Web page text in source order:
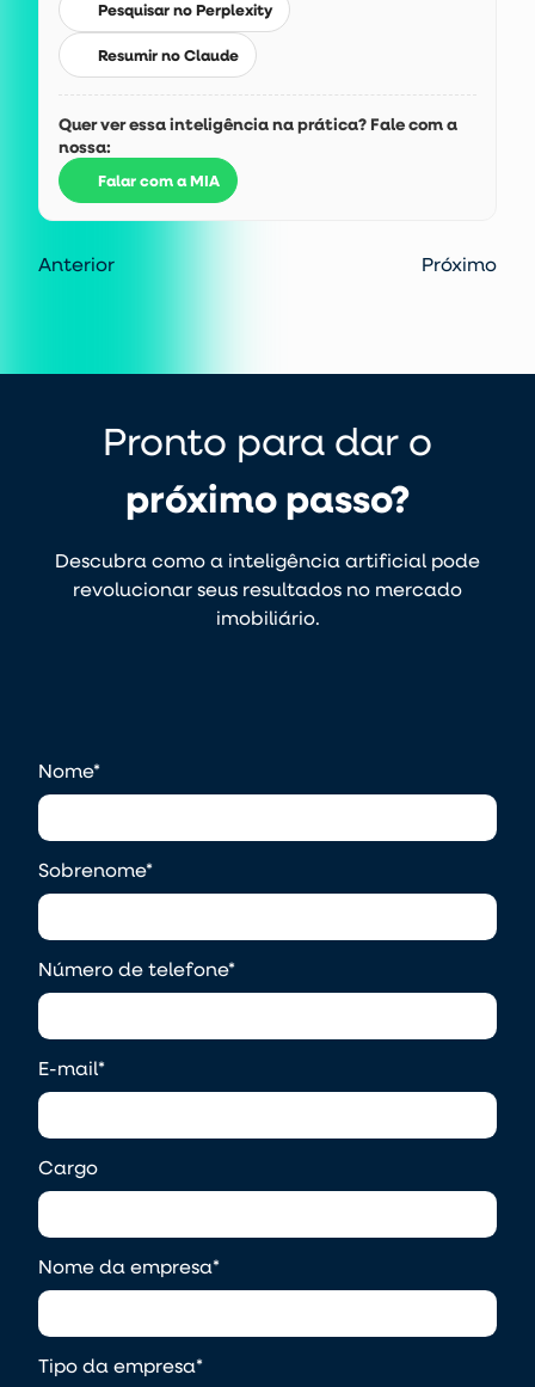
Pesquisar no Perplexity
Resumir no Claude
Quer ver essa inteligência na prática? Fale com a
nossa:
Falar com a MIA
Anterior Próximo
Pronto para dar o
próximo passo?
Descubra como a inteligência artificial pode
revolucionar seus resultados no mercado
imobiliário.
Nome*
Sobrenome*
Número de telefone*
E-mail*
Cargo
Nome da empresa*
Tipo da empresa*